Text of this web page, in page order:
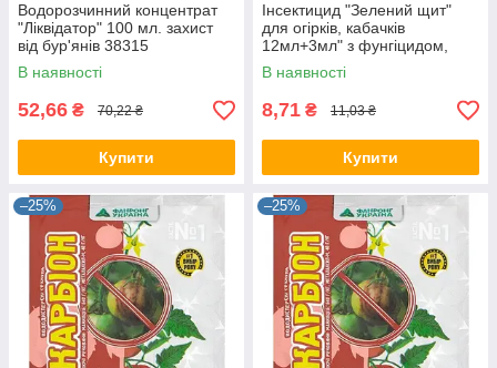
Водорозчинний концентрат
"Ліквідатор" 100 мл. захист
від бур'янів 38315
В наявності
52,66 ₴ 70,22 ₴
Купити
Інсектицид "Зелений щит"
для огірків, кабачків
12мл+3мл" з фунгіцидом,
прилипачем 65324
В наявності
8,71 ₴ 11,03 ₴
Купити
–25% –25%